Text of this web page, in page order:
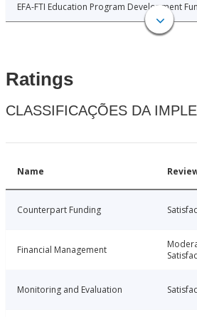
EFA-FTI Education Program Development
Ratings
CLASSIFICAÇÕES DA
Name
Counterpart Funding
Financial Management
Monitoring and Evaluation